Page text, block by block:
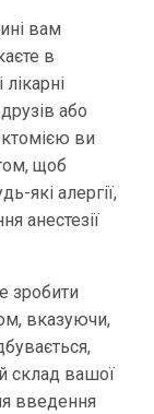
вам
в
або
ви
щоб
які алергії,
анестезії
зробити
вказуючи,
склад вашої
введення